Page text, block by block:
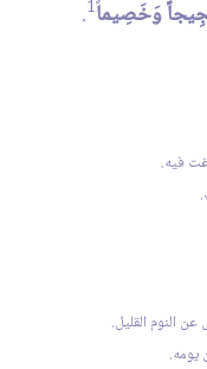
وَخَصِيما1
.